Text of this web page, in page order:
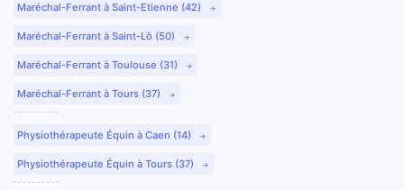
Maréchal-Ferrant à Saint-Etienne (42)
Maréchal-Ferrant à Saint-Lô (50)
Maréchal-Ferrant à Toulouse (31)
Maréchal-Ferrant à Tours (37)
Physiothérapeute Équin à Caen (14)
Physiothérapeute Équin à Tours (37)